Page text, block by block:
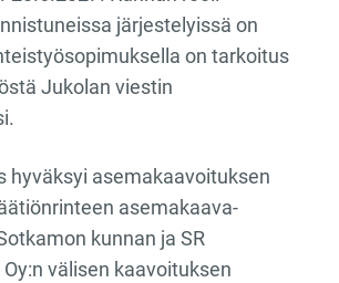
järjestelyissä on
on tarkoitus
Jukolan viestin
hyväksyi asemakaavoituksen
asemakaava-
kunnan ja SR
välisen kaavoituksen